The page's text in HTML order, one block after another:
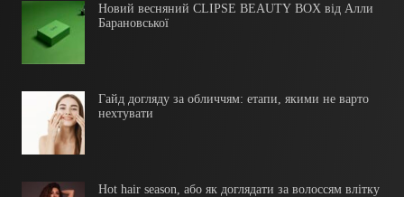
Новий весняний CLIPSE BEAUTY BOX від Алли
Барановської
Гайд догляду за обличчям: етапи, якими не варто
нехтувати
Hot hair season, або як доглядати за волоссям влітку